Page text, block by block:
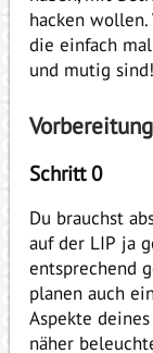
hacken
die einfach
und mutig sind!
Schritt 0
Du brauchst
auf der LIP ja
entsprechend
planen auch
Aspekte
näher